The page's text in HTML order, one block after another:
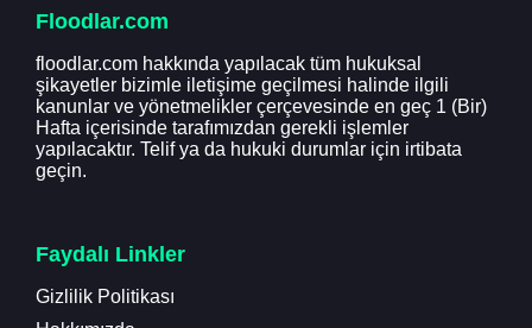
Floodlar.com
floodlar.com hakkında yapılacak tüm hukuksal
şikayetler bizimle iletişime geçilmesi halinde ilgili
kanunlar ve yönetmelikler çerçevesinde en geç 1 (Bir)
Hafta içerisinde tarafımızdan gerekli işlemler
yapılacaktır. Telif ya da hukuki durumlar için irtibata
geçin.
Faydalı Linkler
Gizlilik Politikası